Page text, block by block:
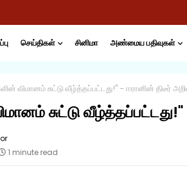
செய்திகள் சினிமா அண்மைய பதிவுகள்
விமானம் சுட்டு வீழ்த்தப்பட்டது!" - ஈரானின் திடீர்
சுட்டு வீழ்த்தப்பட்டது!"
1 minute read